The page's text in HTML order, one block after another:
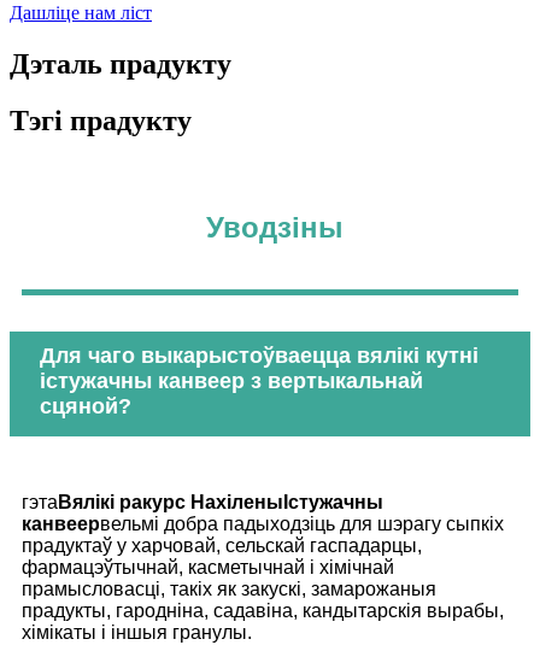
Дашліце нам ліст
Дэталь прадукту
Тэгі прадукту
Уводзіны
Для чаго выкарыстоўваецца вялікі кутні
істужачны канвеер з вертыкальнай
сцяной?
гэтаВялікі ракурс Нахілены Істужачны
канвеервельмі добра падыходзіць для шэрагу сыпкіх
прадуктаў у харчовай, сельскай гаспадарцы,
фармацэўтычнай, касметычнай і хімічнай
прамысловасці, такіх як закускі, замарожаныя
прадукты, гародніна, садавіна, кандытарскія вырабы,
хімікаты і іншыя гранулы.